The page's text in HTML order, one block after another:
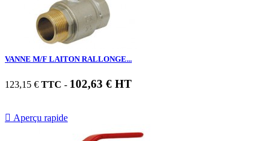
VANNE M/F LAITON RALLONGE...
123,15 € TTC - 102,63 € HT
 Aperçu rapide